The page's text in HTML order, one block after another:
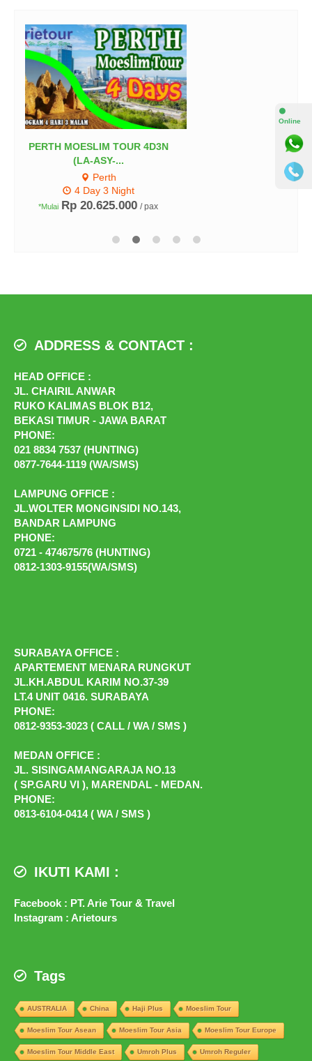
Moscow - St.Petersburg 6D
Moscow - St. Petersburg
Rp 29.000.000
ADDRESS & CONTACT :
HEAD OFFICE :
JL. CHAIRIL ANWAR
RUKO KALIMAS BLOK B12,
BEKASI TIMUR - JAWA BARAT
PHONE:
021 8834 7537 (HUNTING)
0877-7644-1119 (WA/SMS)
LAMPUNG OFFICE :
JL.WOLTER MONGINSIDI NO.143,
BANDAR LAMPUNG
PHONE:
0721 - 474675/76 (HUNTING)
0812-1303-9155(WA/SMS)
SURABAYA OFFICE :
APARTEMENT MENARA RUNGKUT
JL.KH.ABDUL KARIM NO.37-39
LT.4 UNIT 0416. SURABAYA
PHONE:
0812-9353-3023 ( CALL / WA / SMS )
MEDAN OFFICE :
JL. SISINGAMANGARAJA NO.13
( SP.GARU VI ), MARENDAL - MEDAN.
PHONE:
0813-6104-0414 ( WA / SMS )
IKUTI KAMI :
Facebook : PT. Arie Tour & Travel
Instagram : Arietours
Tags
AUSTRALIA China Haji Plus Moeslim Tour
Moeslim Tour Asean Moeslim Tour Asia Moeslim Tour Europe
Moeslim Tour Middle East Umroh Plus Umroh Reguler
⚫
Online